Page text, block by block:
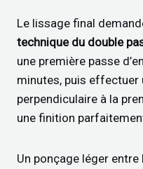
Le lissage final
technique du double
une première passe
minutes, puis effectuer
perpendiculaire à la
une finition
Un ponçage léger